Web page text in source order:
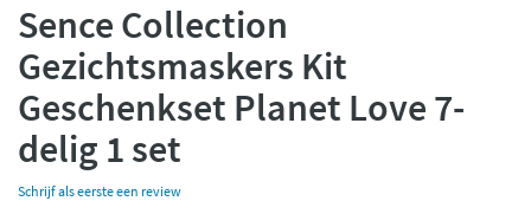
Betaal met Klarna
Sence Collection
Gezichtsmaskers Kit
Geschenkset Planet Love 7-
delig 1 set
Schrijf als eerste een review